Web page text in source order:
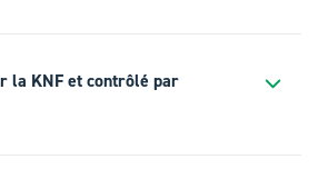
la KNF et contrôlé par